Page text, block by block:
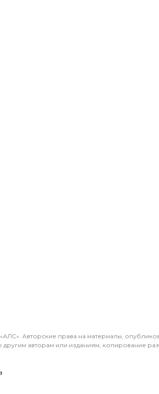
Авторские права на материалы,
другим авторам или изданиям, копирование